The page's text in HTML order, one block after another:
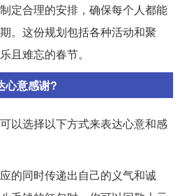
定合理的安排，确保每个人都能
。这份规划包括各种活动和聚
且难忘的春节。
心意感谢?
以选择以下方式来表达心意和感
的同时传递出自己的义气和诚